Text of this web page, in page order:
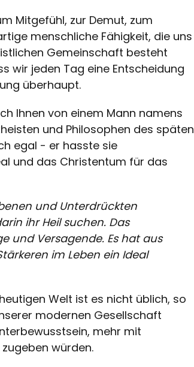
Mitgefühl, zur Demut, zum
menschliche Fähigkeit, die uns
Gemeinschaft besteht
wir jeden Tag eine Entscheidung
überhaupt.
Ihnen von einem Mann namens
und Philosophen des späten
egal - er hasste sie
und das Christentum für das
und Unterdrückten
ihr Heil suchen. Das
und Versagende. Es hat aus
im Leben ein Ideal
Welt ist es nicht üblich, so
modernen Gesellschaft
mehr mit
würden.